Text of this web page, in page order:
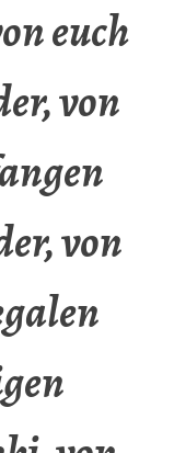
euch
von
von